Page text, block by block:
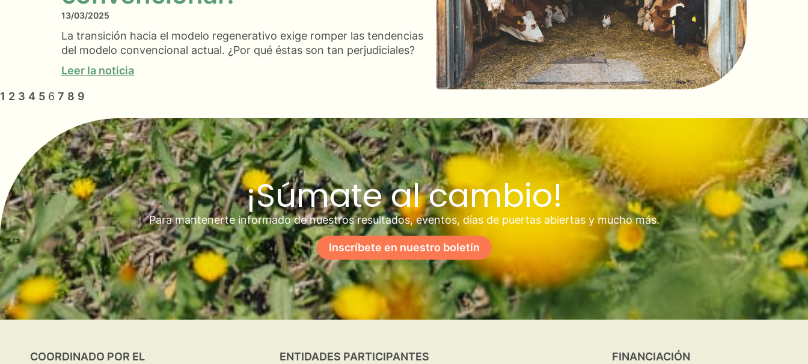
13/03/2025
La transición hacia el modelo regenerativo exige romper las tendencias
del modelo convencional actual. ¿Por qué éstas son tan perjudiciales?
Leer la noticia
1 2 3 4 5 6 7 8 9
¡Súmate al cambio!
Para mantenerte informado de nuestros resultados, eventos, días de puertas abiertas y mucho más.
Inscríbete en nuestro boletín
COORDINADO POR EL ENTIDADES PARTICIPANTES FINANCIACIÓN